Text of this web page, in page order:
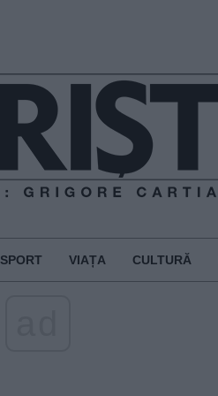
SPORT VIAȚA CULTURĂ